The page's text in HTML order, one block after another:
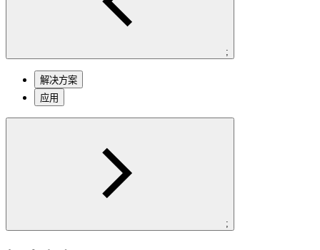
;
解决方案
应用
;